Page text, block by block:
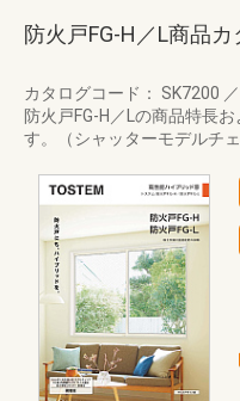
防火戸FG-H／L商品
カタログコード： SK7200 ／
防火戸FG-H／Lの商品特長
す。（シャッターモデルチェ